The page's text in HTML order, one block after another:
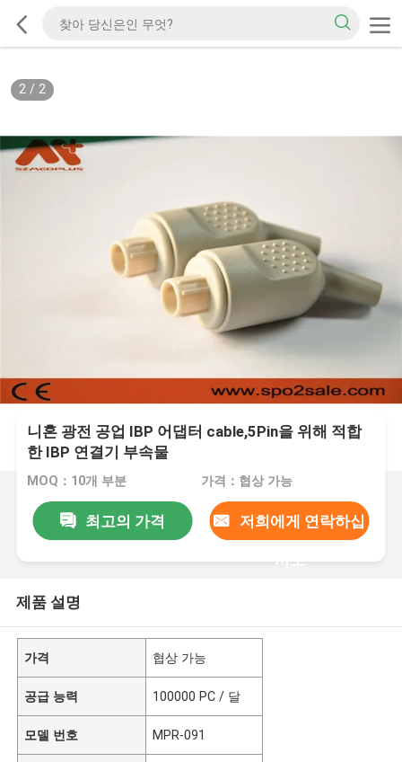
2/ 2
니혼 광전 공업 IBP 어댑터 cable,5Pin을 위해 적합
한 IBP 연결기 부속물
MOQ：10개 부분 가격：협상 가능
최고의 가격 저희에게 연락하십
시오
제품 설명
가격 협상 가능
공급 능력 100000 PC / 달
모델 번호 MPR-091